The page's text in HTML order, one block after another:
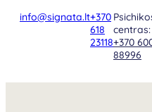
info@signata.lt+370
618
23118
centras:
+370
88996